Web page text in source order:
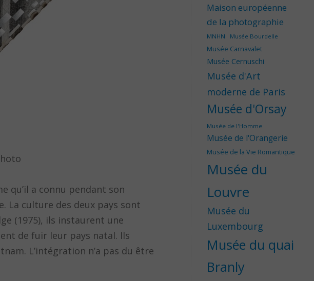
qu’il a connu pendant son
La culture des deux pays sont
(1975), ils instaurent une
de fuir leur pays natal. Ils
L’intégration n’a pas du être
Maison européenne
de la photographie
MNHN Musée Bourdelle
Musée Carnavalet
Musée Cernuschi
Musée d'Art
moderne de Paris
Musée d'Orsay
Musée de l'Homme
Musée de l'Orangerie
Musée de la Vie Romantique
Musée du
Louvre
Musée du
Luxembourg
Musée du quai
Branly